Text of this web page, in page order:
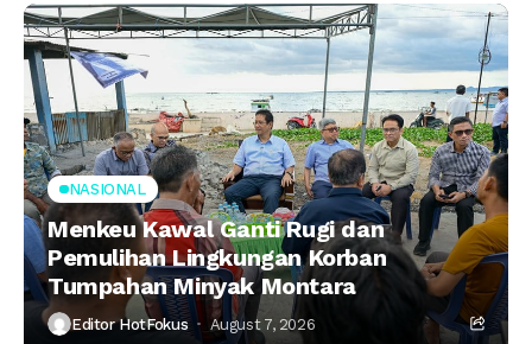
NASIONAL
Menkeu Kawal Ganti Rugi dan
Pemulihan Lingkungan Korban
Tumpahan Minyak Montara
Editor HotFokus August 7, 2026